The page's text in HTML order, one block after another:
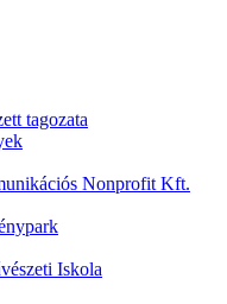
tagozata
Nonprofit Kft.
Iskola